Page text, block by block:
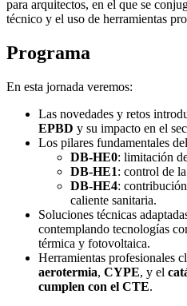
para arquitectos, en el que se
técnico y el uso de herramientas
Programa
En esta jornada veremos:
Las novedades y retos
EPBD y su impacto en el
Los pilares fundamentales
DB-HE0: limitación
DB-HE1: control de
DB-HE4:
caliente sanitaria.
Soluciones técnicas
contemplando tecnologías
térmica y fotovoltaica.
Herramientas profesionales
aerotermia, CYPE, y el
cumplen con el CTE.